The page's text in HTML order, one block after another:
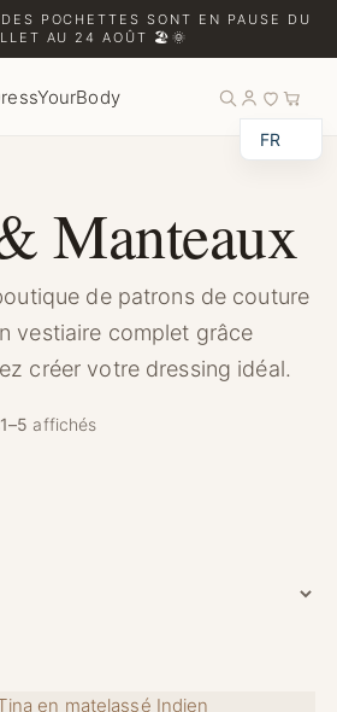
POCHETTES SONT EN PAUSE DU
AU 24 AOÛT 🏖️🌞
Manteaux
de patrons de couture
vestiaire complet grâce
créer votre dressing idéal.
1–5 affichés
FR